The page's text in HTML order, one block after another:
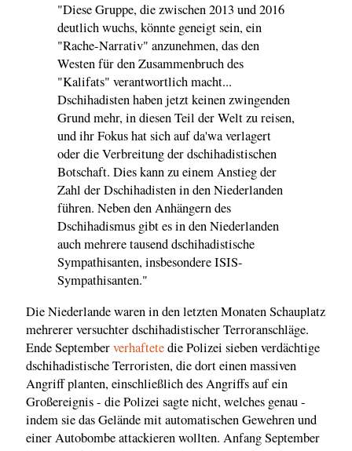
"Diese Gruppe, die zwischen 2013 und 2016
deutlich wuchs, könnte geneigt sein, ein
"Rache-Narrativ" anzunehmen, das den
Westen für den Zusammenbruch des
"Kalifats" verantwortlich macht...
Dschihadisten haben jetzt keinen zwingenden
Grund mehr, in diesen Teil der Welt zu reisen,
und ihr Fokus hat sich auf da'wa verlagert
oder die Verbreitung der dschihadistischen
Botschaft. Dies kann zu einem Anstieg der
Zahl der Dschihadisten in den Niederlanden
führen. Neben den Anhängern des
Dschihadismus gibt es in den Niederlanden
auch mehrere tausend dschihadistische
Sympathisanten, insbesondere ISIS-
Sympathisanten."
Die Niederlande waren in den letzten Monaten Schauplatz
mehrerer versuchter dschihadistischer Terroranschläge.
Ende Septemberverhaftetedie Polizei sieben verdächtige
dschihadistische Terroristen, die dort einen massiven
Angriff planten, einschließlich des Angriffs auf ein
Großereignis - die Polizei sagte nicht, welches genau -
indem sie das Gelände mit automatischen Gewehren und
einer Autobombe attackieren wollten. Anfang September